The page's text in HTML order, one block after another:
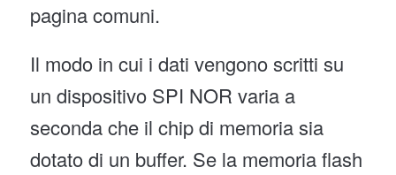
pagina comuni.
Il modo in cui i dati vengono scritti su
un dispositivo SPI NOR varia a
seconda che il chip di memoria sia
dotato di un buffer. Se la memoria flash